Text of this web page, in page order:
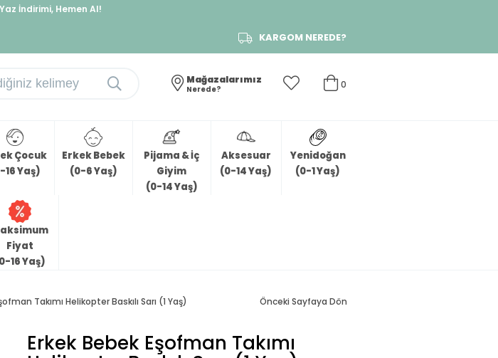
İndirimi, Hemen Al!
KARGOM NEREDE?
0
Mağazalarımız
Nerede?
Çocuk
16 Yaş)
Erkek Bebek
(0-6 Yaş)
Pijama & İç
Giyim
(0-14 Yaş)
Aksesuar
(0-14 Yaş)
Yenidoğan
(0-1 Yaş)
Fiyat
16 Yaş)
Takımı Helikopter Baskılı Sarı (1 Yaş) Önceki Sayfaya Dön
Erkek Bebek Eşofman Takımı